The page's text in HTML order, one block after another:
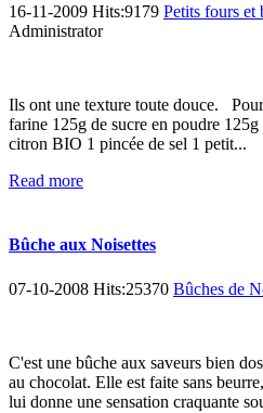
16-11-2009 Hits:9179 Petits fours et
Administrator
Ils ont une texture toute douce.
farine 125g de sucre en poudre
citron BIO 1 pincée de sel 1 petit...
Read more
Bûche aux Noisettes
07-10-2008 Hits:25370 Bûches de
C'est une bûche aux saveurs bien
au chocolat. Elle est faite sans
lui donne une sensation craquante